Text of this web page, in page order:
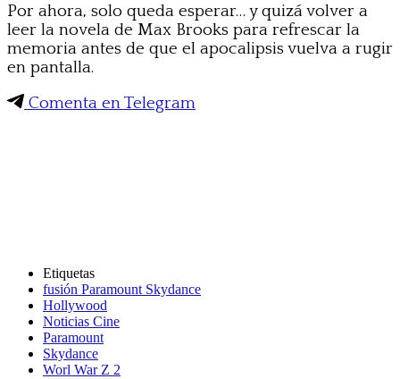
Por ahora, solo queda esperar… y quizá volver a
leer la novela de Max Brooks para refrescar la
memoria antes de que el apocalipsis vuelva a rugir
en pantalla.
Comenta en Telegram
Etiquetas
fusión Paramount Skydance
Hollywood
Noticias Cine
Paramount
Skydance
Worl War Z 2